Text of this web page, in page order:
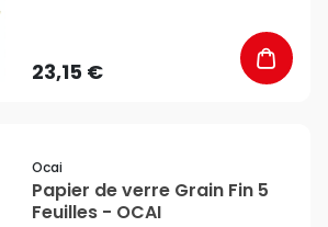
23,15 €
Ocai
Papier de verre Grain Fin 5
Feuilles - OCAI